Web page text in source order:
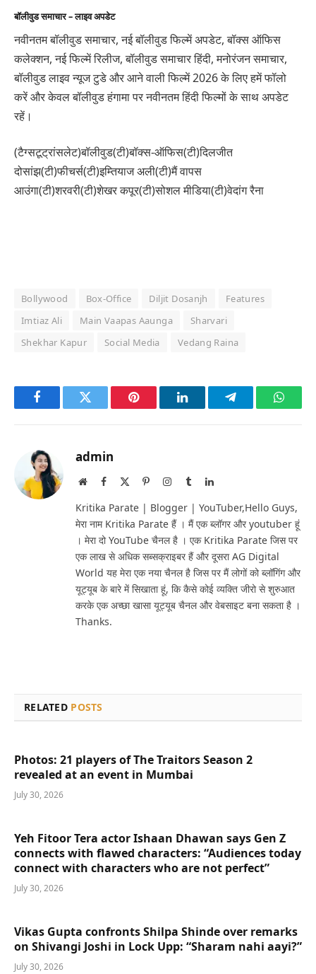
बॉलीवुड समाचार – लाइव अपडेट
नवीनतम बॉलीवुड समाचार, नई बॉलीवुड फिल्में अपडेट, बॉक्स ऑफिस
कलेक्शन, नई फिल्में रिलीज, बॉलीवुड समाचार हिंदी, मनोरंजन समाचार,
बॉलीवुड लाइव न्यूज टुडे और आने वाली फिल्में 2026 के लिए हमें फॉलो
करें और केवल बॉलीवुड हंगामा पर नवीनतम हिंदी फिल्मों के साथ अपडेट
रहें।
(टैग्सटूट्रांसलेट)बॉलीवुड(टी)बॉक्स-ऑफिस(टी)दिलजीत
दोसांझ(टी)फीचर्स(टी)इम्तियाज अली(टी)मैं वापस
आउंगा(टी)शरवरी(टी)शेखर कपूर(टी)सोशल मीडिया(टी)वेदांग रैना
Bollywood Box-Office Diljit Dosanjh
Features
Imtiaz Ali
Main Vaapas Aaunga
Sharvari
Shekhar Kapur
Social Media Vedang Raina
FacebookTwitter Pinterest LinkedInTelegram
admin
WebsiteFacebook PinterestInstagram
TumblrLinkedIn
Kritika Parate | Blogger | YouTuber,Hello Guys,
मेरा नाम Kritika Parate हैं । मैं एक ब्लॉगर और youtuber हूं
। मेरा दो YouTube चैनल है । एक Kritika Parate जिस पर
एक लाख से अधिक सब्सक्राइबर हैं और दूसरा AG Digital
World यह मेरा एक नया चैनल है जिस पर मैं लोगों को ब्लॉगिंग और
यूट्यूब के बारे में सिखाता हूं, कि कैसे कोई व्यक्ति जीरो से शुरुआत
करके एक अच्छा खासा यूट्यूब चैनल और वेबसाइट बना सकता है ।
Thanks.
RELATED POSTS
Photos: 21 players of The Traitors Season 2
revealed at an event in Mumbai
July 30, 2026
Yeh Fitoor Tera actor Ishaan Dhawan says Gen Z
connects with flawed characters: “Audiences today
connect with characters who are not perfect”
July 30, 2026
Vikas Gupta confronts Shilpa Shinde over remarks
on Shivangi Joshi in Lock Upp: “Sharam nahi aayi?”
July 30, 2026